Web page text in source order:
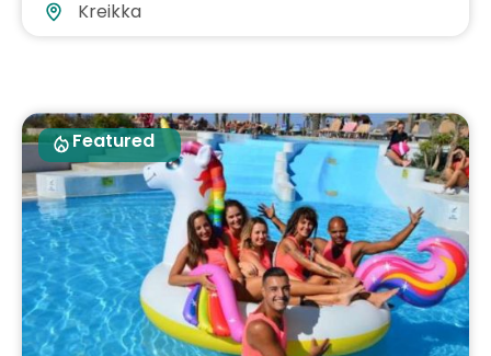
Kreikka
Featured